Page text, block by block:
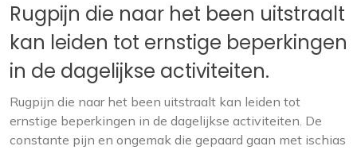
Rugpijn die naar het been uitstraalt
kan leiden tot ernstige beperkingen
in de dagelijkse activiteiten.
Rugpijn die naar het been uitstraalt kan leiden tot
ernstige beperkingen in de dagelijkse activiteiten. De
constante pijn en ongemak die gepaard gaan met ischias